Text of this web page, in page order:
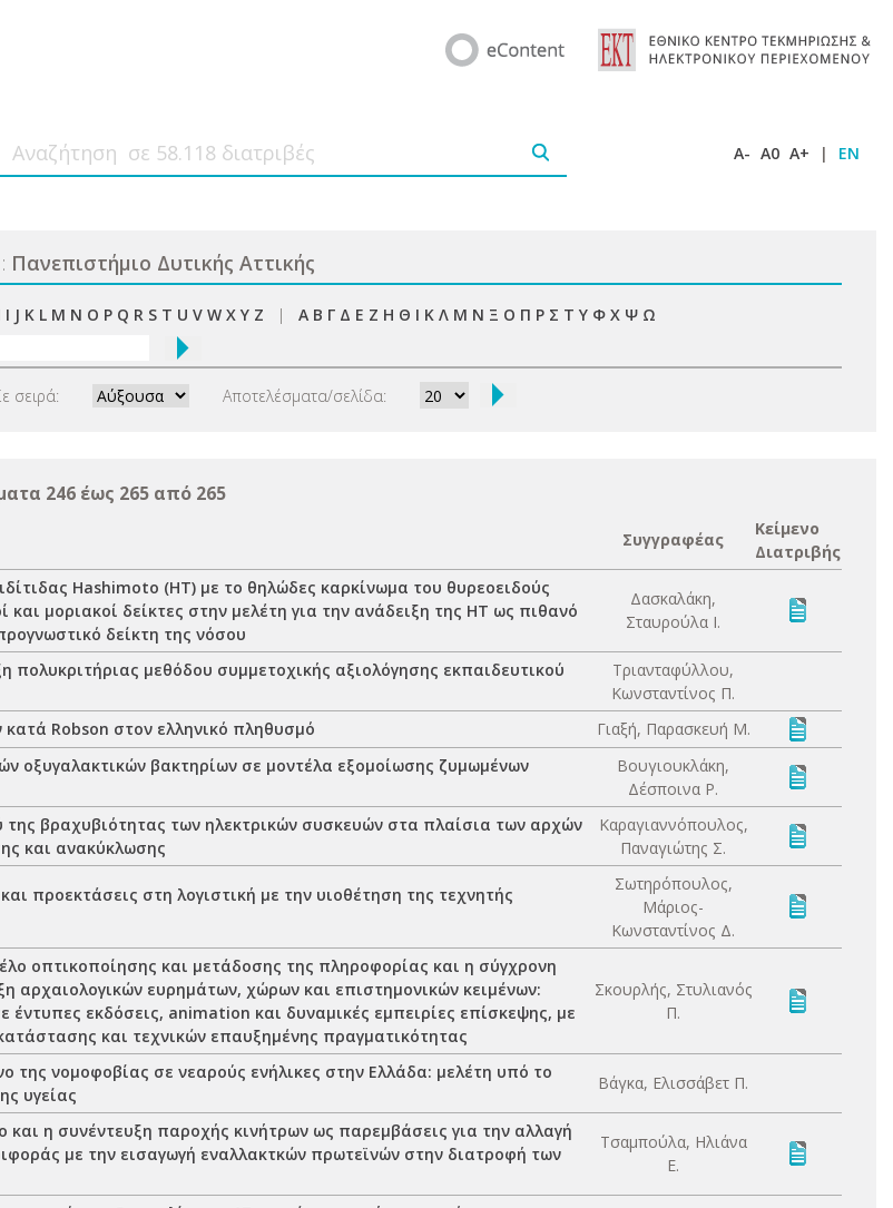
A- A0 A+ | EN
: Πανεπιστήμιο Δυτικής Αττικής
I J K L M N O P Q R S T U V W X Y Z | Α Β Γ Δ Ε Ζ Η Θ Ι Κ Λ Μ Ν Ξ Ο Π Ρ Σ Τ Υ Φ Χ Ψ Ω
σειρά: Αποτελέσματα/σελίδα:
246 έως 265 από 265
Συγγραφέας
Κείμενο
Διατριβής
Hashimoto (HT) με το θηλώδες καρκίνωμα του θυρεοειδούς
και μοριακοί δείκτες στην μελέτη για την ανάδειξη της ΗΤ ως πιθανό
δείκτη της νόσου
Δασκαλάκη,
Σταυρούλα Ι.
πολυκριτήριας μεθόδου συμμετοχικής αξιολόγησης εκπαιδευτικού
Τριανταφύλλου,
Κωνσταντίνος Π.
Robson στον ελληνικό πληθυσμό Γιαξή, Παρασκευή Μ.
οξυγαλακτικών βακτηρίων σε μοντέλα εξομοίωσης ζυμωμένων
Βουγιουκλάκη,
Δέσποινα Ρ.
της βραχυβιότητας των ηλεκτρικών συσκευών στα πλαίσια των αρχών
και ανακύκλωσης
Καραγιαννόπουλος,
Παναγιώτης Σ.
προεκτάσεις στη λογιστική με την υιοθέτηση της τεχνητής
Σωτηρόπουλος,
Μάριος-
Κωνσταντίνος Δ.
οπτικοποίησης και μετάδοσης της πληροφορίας και η σύγχρονη
αρχαιολογικών ευρημάτων, χώρων και επιστημονικών κειμένων:
έντυπες εκδόσεις, animation και δυναμικές εμπειρίες επίσκεψης, με
και τεχνικών επαυξημένης πραγματικότητας
Σκουρλής, Στυλιανός
Π.
της νομοφοβίας σε νεαρούς ενήλικες στην Ελλάδα: μελέτη υπό το
υγείας
Βάγκα, Ελισσάβετ Π.
και η συνέντευξη παροχής κινήτρων ως παρεμβάσεις για την αλλαγή
με την εισαγωγή εναλλακτκών πρωτεϊνών στην διατροφή των
Τσαμπούλα, Ηλιάνα
Ε.